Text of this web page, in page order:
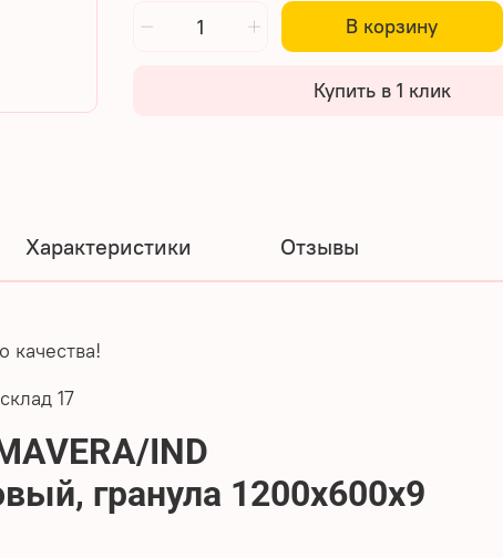
В корзину
Купить в 1 клик
Характеристики Отзывы
качества!
17
IND
гранула 1200х600х9